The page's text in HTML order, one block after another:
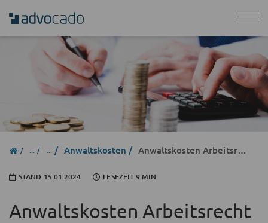
Anwaltskosten Anwaltskosten Arbeitsrecht
STAND 15.01.2024 LESEZEIT 9 MIN
Anwaltskosten Arbeitsrecht